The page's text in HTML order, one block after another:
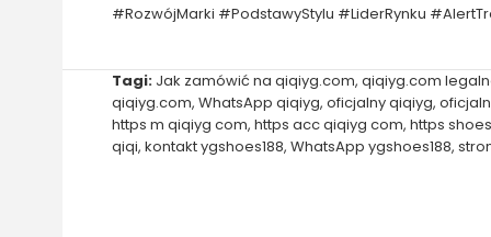
#RozwójMarki #PodstawyStylu #LiderRynku
Tagi: Jak zamówić na qiqiyg.com, qiqiyg.com
qiqiyg.com, WhatsApp qiqiyg, oficjalny qiqiyg,
https m qiqiyg com, https acc qiqiyg com, https
qiqi, kontakt ygshoes188, WhatsApp ygshoes188,